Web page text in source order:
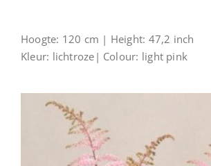
Hoogte: 120 cm | Height: 47,2 inch
Kleur: lichtroze| Colour: light pink